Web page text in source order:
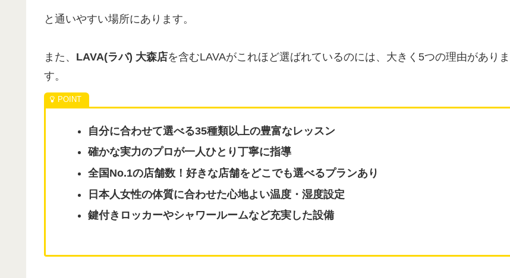
と通いやすい場所にあります。
また、 LAVA(ラバ) 大森店を含むLAVAがこれほど選ばれているのには、大きく5つの理由がありま
す。
自分に合わせて選べる35種類以上の豊富なレッスン
確かな実力のプロが一人ひとり丁寧に指導
全国No.1の店舗数！好きな店舗をどこでも選べるプランあり
日本人女性の体質に合わせた心地よい温度・湿度設定
鍵付きロッカーやシャワールームなど充実した設備